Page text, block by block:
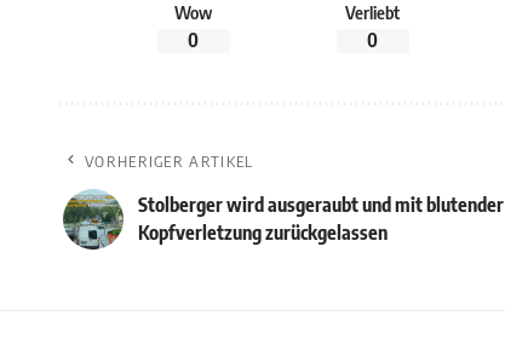
Wow
0
Verliebt
0
VORHERIGER ARTIKEL
Stolberger wird ausgeraubt und mit blutender
Kopfverletzung zurückgelassen